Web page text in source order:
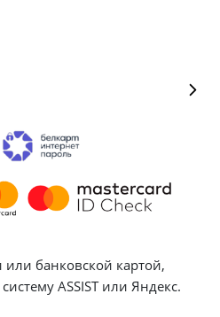
банковской картой,
ASSIST или Яндекс.